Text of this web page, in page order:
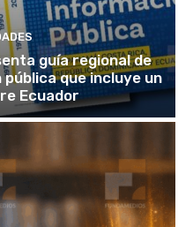
guía regional de
que incluye un
Ecuador